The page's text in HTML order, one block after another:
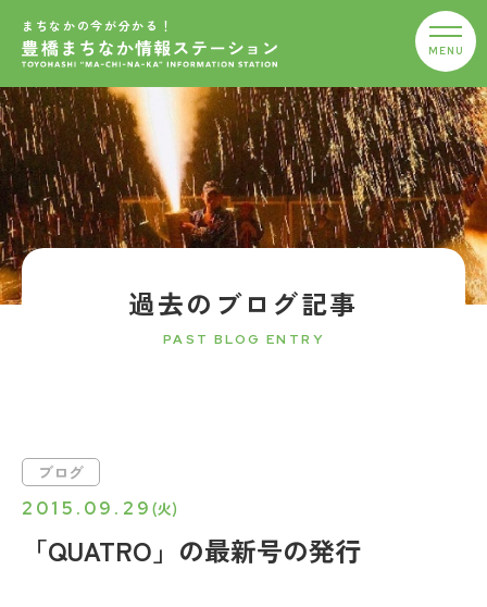
まちなかの今が分かる！
過去のブログ記事
PAST BLOG ENTRY
「QUATRO」の最新号の発行
2015.09.29 (火)
ブログ